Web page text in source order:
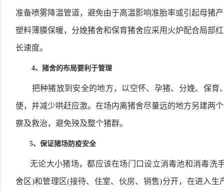
准备喷雾降温管道，避免由于高温影响准胎率或引起母猪
塑料薄膜保暖，分娩猪舍和保育猪舍应采用火炉配合局部
长速度。
4、猪舍的布局要利于管理
把种猪放到安全的地方，以空怀、孕猪、分娩、保育
便，并减少哄赶应激。在场内离猪舍尽量远的地方另建两
察及救治，避免殃及整个猪群。
5、保证猪场防疫安全
无论大小猪场，都应该在场门口设立消毒池和消毒洗
舍区)和管理区(接待、住室、伙房、销售)分开，在进入